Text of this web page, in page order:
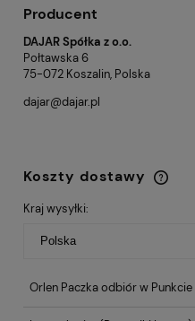
Producent
DAJAR Spółka z o.o.
Połtawska 6
75-072 Koszalin, Polska
dajar@dajar.pl
Koszty dostawy
Cena nie zawiera
płatności
Kraj wysyłki:
Orlen Paczka odbiór w Punkcie